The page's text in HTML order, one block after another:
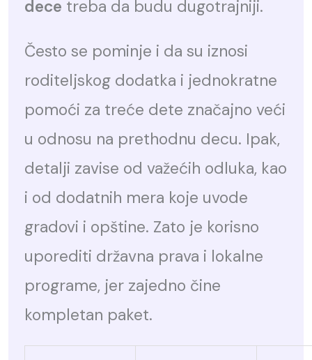
dece treba da budu dugotrajniji.
Često se pominje i da su iznosi
roditeljskog dodatka i jednokratne
pomoći za treće dete značajno veći
u odnosu na prethodnu decu. Ipak,
detalji zavise od važećih odluka, kao
i od dodatnih mera koje uvode
gradovi i opštine. Zato je korisno
uporediti državna prava i lokalne
programe, jer zajedno čine
kompletan paket.